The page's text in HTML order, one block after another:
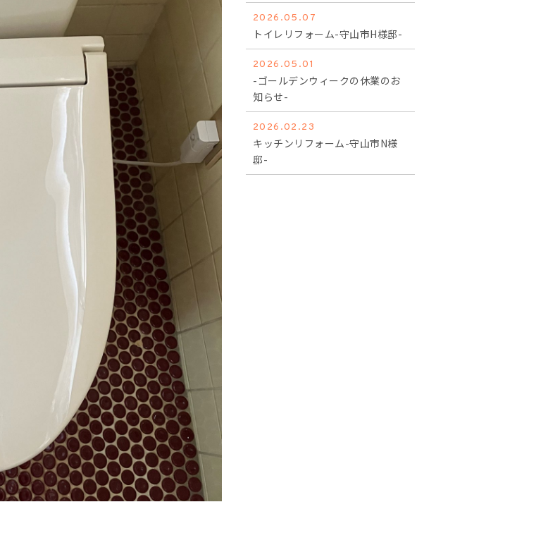
2026.05.07
トイレリフォーム-守山市H様邸-
2026.05.01
-ゴールデンウィークの休業のお
知らせ-
2026.02.23
キッチンリフォーム-守山市N様
邸-